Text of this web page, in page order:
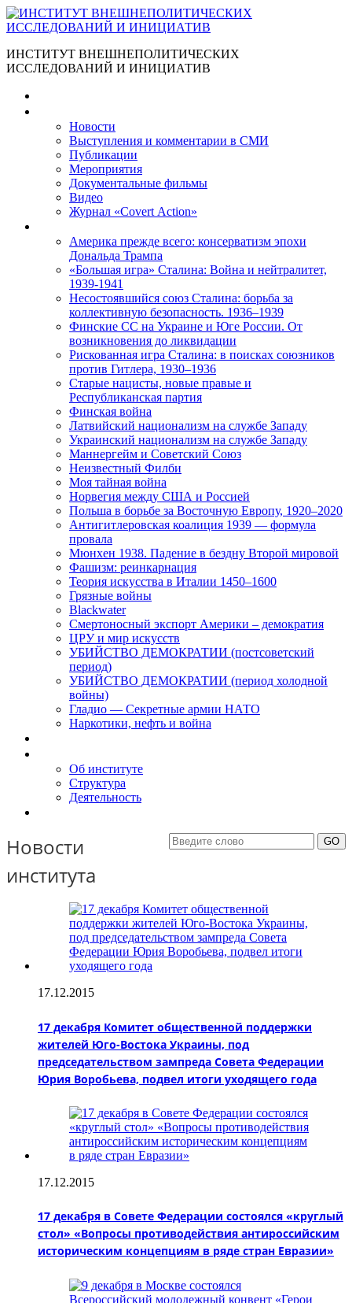
ИНСТИТУТ ВНЕШНЕПОЛИТИЧЕСКИХ
ИССЛЕДОВАНИЙ И ИНИЦИАТИВ
Новости
Выступления и коммента­рии в СМИ
Публикации
Мероприятия
Документальные фильмы
Видео
Журнал «Covert Action»
Америка прежде всего: консерватизм эпохи
Дональда Трампа
«Большая игра» Сталина: Война и нейтралитет,
1939-1941
Несостоявшийся союз Сталина: борьба за
коллективную безопасность. 1936–1939
Финские СС на Украине и Юге России. От
возникновения до ликвидации
Рискованная игра Сталина: в поисках союзников
против Гитлера, 1930–1936
Старые нацисты, новые правые и
Республиканская партия
Финская война
Латвийский национализм на службе Западу
Украинский национализм на службе Западу
Маннергейм и Советский Союз
Неизвестный Филби
Моя тайная война
Норвегия между США и Россией
Польша в борьбе за Восточную Европу, 1920–2020
Антигитлеровская коалиция 1939 — формула
провала
Мюнхен 1938. Падение в бездну Второй мировой
Фашизм: реинкарнация
Теория искусства в Италии 1450–1600
Грязные войны
Blackwater
Смертоносный экспорт Америки – демократия
ЦРУ и мир искусств
УБИЙСТВО ДЕМОКРАТИИ (постсоветский
период)
УБИЙСТВО ДЕМОКРАТИИ (период холодной
войны)
Гладио — Секретные армии НАТО
Наркотики, нефть и война
Об институте
Структура
Деятельность
Новости
института
17.12.2015
17 декабря Комитет общественной поддержки
жителей Юго-Востока Украины, под
председательством зампреда Совета Федерации
Юрия Воробьева, подвел итоги уходящего года
17.12.2015
17 декабря в Совете Федерации состоялся «круглый
стол» «Вопросы противодействия антироссийским
историческим концепциям в ряде стран Евразии»